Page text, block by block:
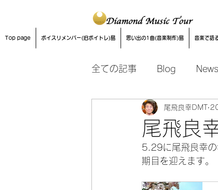
Top page ボイスリメンバー(旧ボイトレ)島 思い出の1曲(音楽制作)島 音楽で語
全ての記事 Blog News
音楽制作
尾飛良
尾飛良幸DMT
5.29に尾飛良幸
期目を迎えます。